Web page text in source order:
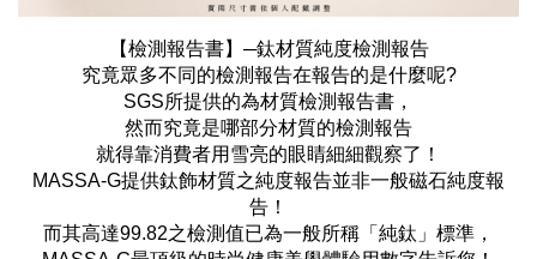
【檢測報告書】─鈦材質純度檢測報告
究竟眾多不同的檢測報告在報告的是什麼呢?
SGS所提供的為材質檢測報告書，
然而究竟是哪部分材質的檢測報告
就得靠消費者用雪亮的眼睛細細觀察了！
MASSA-G提供鈦飾材質之純度報告並非一般磁石純度報
告！
而其高達99.82之檢測值已為一般所稱「純鈦」標準，